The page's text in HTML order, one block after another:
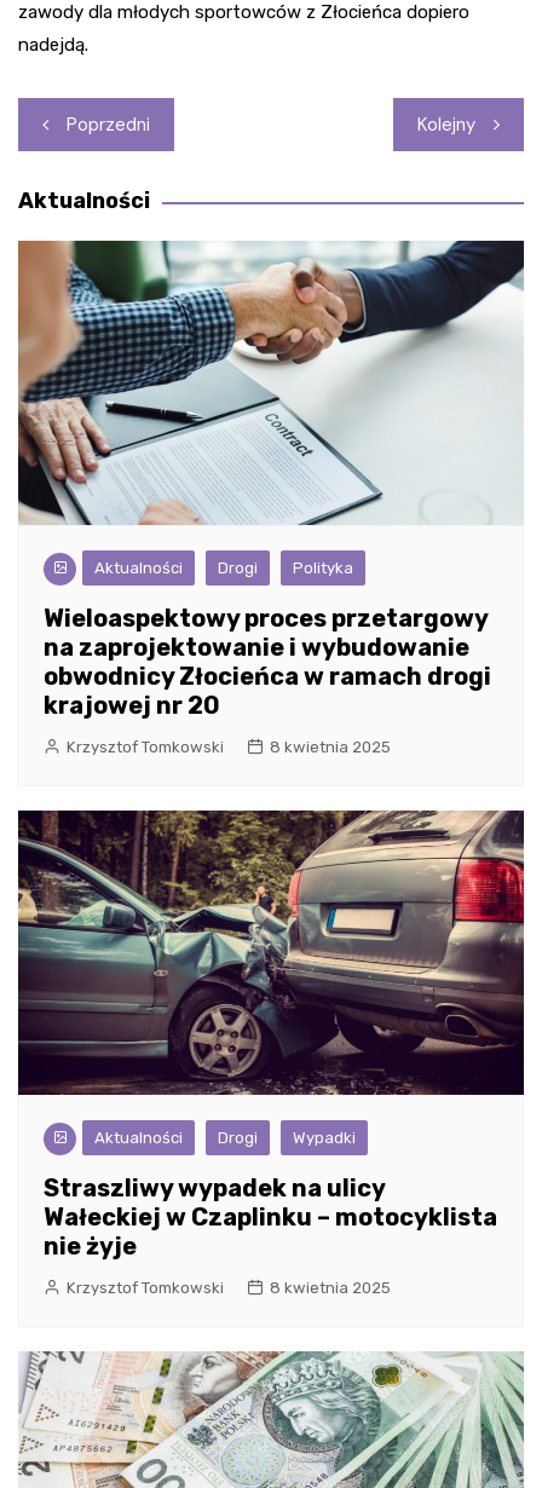
zawody dla młodych sportowców z Złocieńca dopiero
nadejdą.
Nawigacja
wpisu
Poprzedni Kolejny
Aktualności
Aktualności Drogi Polityka
Wieloaspektowy proces przetargowy
na zaprojektowanie i wybudowanie
obwodnicy Złocieńca w ramach drogi
krajowej nr 20
Krzysztof Tomkowski 8 kwietnia 2025
Aktualności Drogi Wypadki
Straszliwy wypadek na ulicy
Wałeckiej w Czaplinku – motocyklista
nie żyje
Krzysztof Tomkowski 8 kwietnia 2025